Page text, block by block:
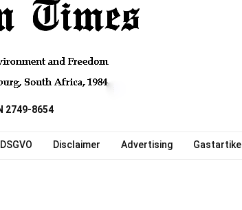
2749-8654
DSGVO Disclaimer Advertising Gastartikel